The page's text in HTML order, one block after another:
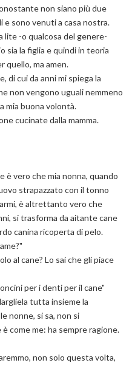
non siano più due
e sono venuti a casa nostra.
lite -o qualcosa del genere-
sia la figlia e quindi in teoria
quello, ma amen.
di cui da anni mi spiega la
non vengono uguali nemmeno
mia buona volontà.
cucinate dalla mamma.
è vero che mia nonna, quando
strapazzato con il tonno
è altrettanto vero che
si trasforma da aitante cane
canina ricoperta di pelo.
al cane? Lo sai che gli piace
per i denti per il cane"
tutta insieme la
nonne, si sa, non si
come me: ha sempre ragione.
non solo questa volta,